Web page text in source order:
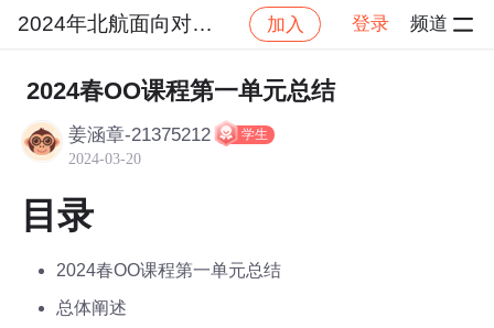
2024年北航面向对象设计与构造 加入 登录 频道
社区 2024年北航面向对象设计与构造
2024春OO课程第一单元总结
姜涵章-21375212 学生
2024-03-20
目录
2024春OO课程第一单元总结
总体阐述